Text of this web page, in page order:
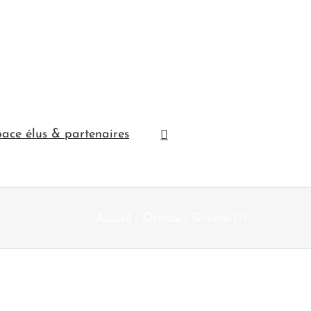
élus & partenaires